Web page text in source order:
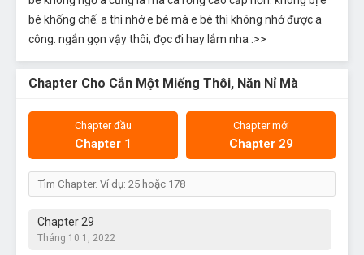
bé khống chế. a thì nhớ e bé mà e bé thì không nhớ được a
công. ngắn gọn vậy thôi, đọc đi hay lắm nha :>>
Chapter Cho Cắn Một Miếng Thôi, Năn Nỉ Mà
Chapter đầu
Chapter 1
Chapter mới
Chapter 29
Chapter 29
Tháng 10 1, 2022